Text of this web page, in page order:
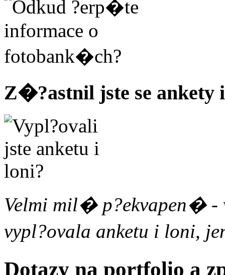
Z�?astnil jste se ankety
Velmi mil� p?ekvapen� -
vypl?ovala anketu i loni,
Dotazy na portfolio a